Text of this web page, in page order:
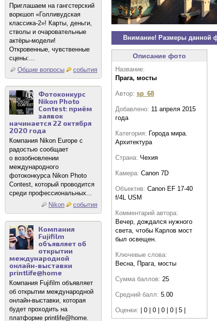
Приглашаем на гангстерский
воркшоп «Голливудская
классика-2»! Карты, деньги,
стволы и очаровательные
актёры-модели!
Откровенные, чувственные
сцены:...
Общие вопросы
события
Фотоконкурс
Nikon Photo
Contest: приём
заявок
начинается 22 октября
2020 года
Компания Nikon Europe с
радостью сообщает
о возобновлении
международного
фотоконкурса Nikon Photo
Contest, который проводится
среди профессиональных...
Nikon
события
Компания
Fujifilm
объявляет об
открытии
международной
онлайн-выставки
printlife@home
Компания Fujifilm объявляет
об открытии международной
онлайн-выставки, которая
будет проходить на
платформе printlife@home.
Внимание! Размеры данной
Описание фото
Название:
Прага, мосты
Автор: sp_68
Добавлено: 11 апреля 2015
года
Категория: Города мира.
Архитектура
Страна: Чехия
Камера: Canon 7D
Объектив: Canon EF 17-40
f/4L USM
Комментарий автора:
Вечер, дождался нужного
света, чтобы Карлов мост
был освещен.
Ключевые слова:
Весна, Прага, мосты
Сумма баллов: 25
Средний балл: 5.00
Оценки: | 0 | 0 | 0 | 0 | 5 |